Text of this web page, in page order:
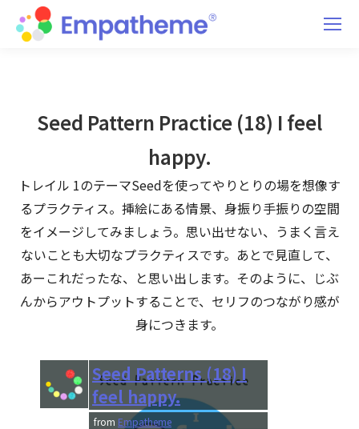
Seed Pattern Practice (18) I feel
happy.
トレイル 1のテーマSeedを使ってやりとりの場を想像す
るプラクティス。挿絵にある情景、身振り手振りの空間
をイメージしてみましょう。思い出せない、うまく言え
ないことも大切なプラクティスです。あとで見直して、
あーこれだったな、と思い出します。そのように、じぶ
んからアウトプットすることで、セリフのつながり感が
身につきます。
Seed Patterns (18) I
feel happy.
from Empatheme